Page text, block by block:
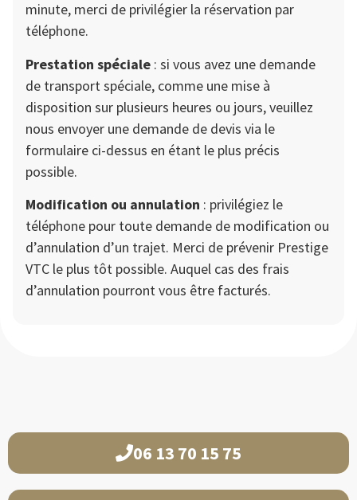
minute, merci de privilégier la réservation par
téléphone.
Prestation spéciale : si vous avez une demande
de transport spéciale, comme une mise à
disposition sur plusieurs heures ou jours, veuillez
nous envoyer une demande de devis via le
formulaire ci-dessus en étant le plus précis
possible.
Modification ou annulation : privilégiez le
téléphone pour toute demande de modification ou
d’annulation d’un trajet. Merci de prévenir Prestige
VTC le plus tôt possible. Auquel cas des frais
d’annulation pourront vous être facturés.
06 13 70 15 75